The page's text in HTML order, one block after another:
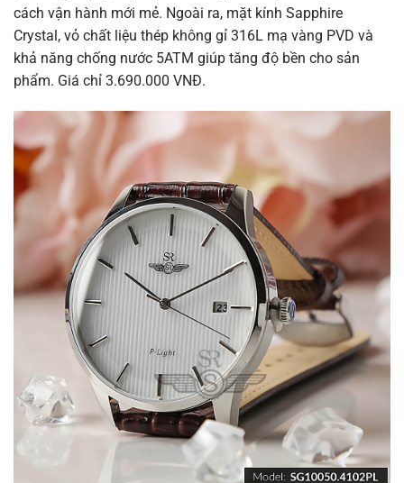
cách vận hành mới mẻ. Ngoài ra, mặt kính Sapphire
Crystal, vỏ chất liệu thép không gỉ 316L mạ vàng PVD và
khả năng chống nước 5ATM giúp tăng độ bền cho sản
phẩm. Giá chỉ 3.690.000 VNĐ.